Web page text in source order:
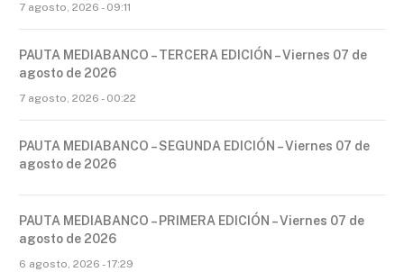
7 agosto, 2026 - 09:11
PAUTA MEDIABANCO – TERCERA EDICIÓN – Viernes 07 de
agosto de 2026
7 agosto, 2026 - 00:22
PAUTA MEDIABANCO – SEGUNDA EDICIÓN – Viernes 07 de
agosto de 2026
PAUTA MEDIABANCO – PRIMERA EDICIÓN – Viernes 07 de
agosto de 2026
6 agosto, 2026 - 17:29